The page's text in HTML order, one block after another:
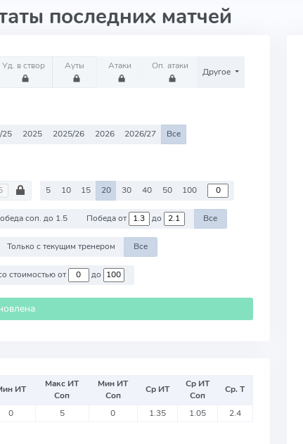
последних матчей
Уд. в створ Ауты Атаки Оп. атаки
Другое
25 2025 2025/26 2026 2026/27 Все
5 10 15 20 30 40 50 100
соп. до 1.5 Победа от до Все
Только с текущим тренером Все
Против команд со стоимостью от до
ИТ
Макс ИТ
Соп
Мин ИТ
Соп
Ср ИТ
Ср ИТ
Соп
Ср. Т
0 5 0 1.35 1.05 2.4